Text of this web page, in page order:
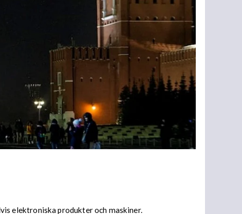
elektroniska produkter och maskiner.